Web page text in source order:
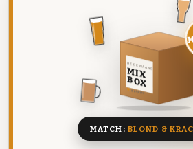
DEZE MAAND
MIX
BOX
8 BIEREN
MATCH: BLOND &